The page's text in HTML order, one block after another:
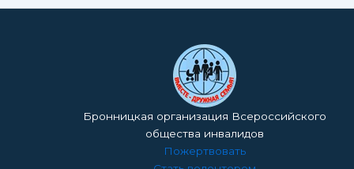
Бронницкая организация Всероссийского
общества инвалидов
Пожертвовать